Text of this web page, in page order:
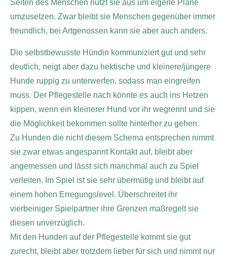
Seiten des Menschen nutzt sie aus um eigene Pläne
umzusetzen. Zwar bleibt sie Menschen gegenüber immer
freundlich, bei Artgenossen kann sie aber auch anders.
Die selbstbewusste Hündin kommuniziert gut und sehr
deutlich, neigt aber dazu hektische und kleinere/jüngere
Hunde ruppig zu unterwerfen, sodass man eingreifen
muss. Der Pflegestelle nach könnte es auch ins Hetzen
kippen, wenn ein kleinerer Hund vor ihr wegrennt und sie
die Möglichkeit bekommen sollte hinterher zu gehen.
Zu Hunden die nicht diesem Schema entsprechen nimmt
sie zwar etwas angespannt Kontakt auf, bleibt aber
angemessen und lässt sich manchmal auch zu Spiel
verleiten. Im Spiel ist sie sehr übermütig und bleibt auf
einem hohen Erregungslevel. Überschreitet ihr
vierbeiniger Spielpartner ihre Grenzen maßregelt sie
diesen unverzüglich.
Mit den Hunden auf der Pflegestelle kommt sie gut
zurecht, bleibt aber trotzdem lieber für sich und nimmt nur